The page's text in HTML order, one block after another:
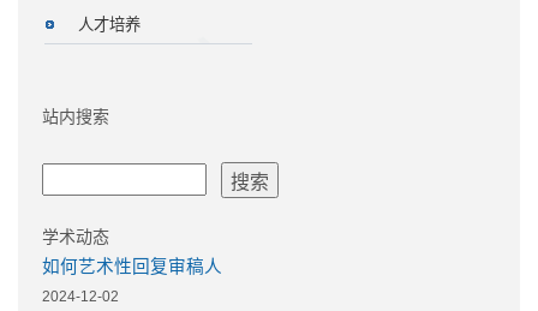
人才培养
站内搜索
学术动态
如何艺术性回复审稿人
2024-12-02